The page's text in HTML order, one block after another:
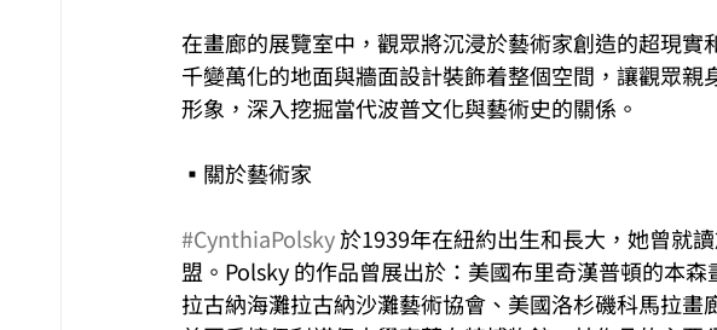
在畫廊的展覽室中，觀眾將沉浸於藝術家創造的超現
千變萬化的地⾯與牆⾯設計裝飾着整個空間，讓觀眾
形象，深入挖掘當代波普⽂化與藝術史的關係。
▪關於藝術家
#CynthiaPolsky 於1939年在紐約出生和長大，她曾就
盟。Polsky 的作品曾展出於：美國布里奇漢普頓的本
拉古納海灘拉古納沙灘藝術協會、美國洛杉磯科馬拉畫